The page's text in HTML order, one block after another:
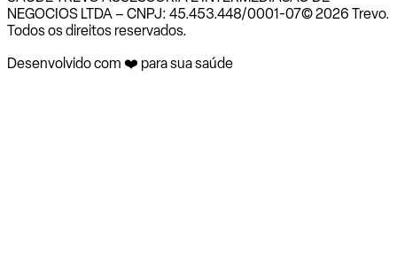
NEGOCIOS LTDA – CNPJ: 45.453.448/0001-07© 2026 Trevo.
Todos os direitos reservados.
Desenvolvido com ❤️ para sua saúde